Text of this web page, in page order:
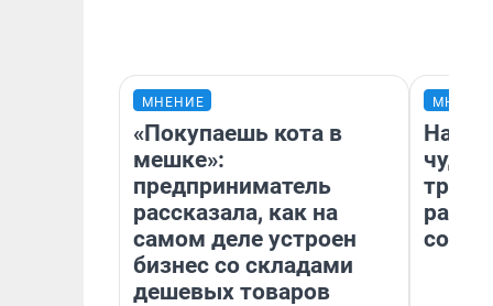
МНЕНИЕ
«Покупаешь кота в
мешке»:
предприниматель
рассказала, как на
самом деле устроен
бизнес со складами
дешевых товаров